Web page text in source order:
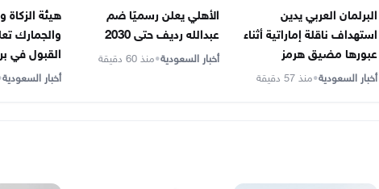
البرلمان العربي يدين
استهداف ناقلة إماراتية أثناء
عبورها مضيق هرمز
أخبار السعودية•منذ 57 دقيقة
الأهلي يعلن رسميًا ضم
عبدالله رديف حتى 2030
أخبار السعودية•منذ 60 دقيقة
هيئة الزكاة
والجمارك
القبول في
أخبار السعودية